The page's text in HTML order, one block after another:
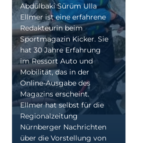
Abdülbaki Sürüm Ulla
Ellmer ist eine erfahrene
Redakteurin beim
Sportmagazin Kicker. Sie
hat 30 Jahre Erfahrung
im Ressort Auto und
Mobilität, das in der
Online-Ausgabe des
Magazins erscheint.
Ellmer hat selbst für die
Regionalzeitung
Nürnberger Nachrichten
über die Vorstellung von